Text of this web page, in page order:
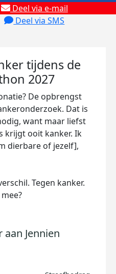
Deel via e-mail
Deel via SMS
tijdens de
2027
De opbrengst
Dat is
want maar liefst
krijgt ooit kanker. Ik
dierbare of jezelf],
Tegen kanker.
aan Jennien